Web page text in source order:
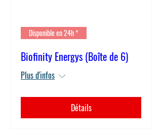
Disponible en 24h *
Biofinity Energys (Boîte de 6)
Plus d'infos
Détails